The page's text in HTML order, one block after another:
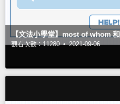
【文法小學堂】most of whom
觀看次數：11280 • 2021-09-06